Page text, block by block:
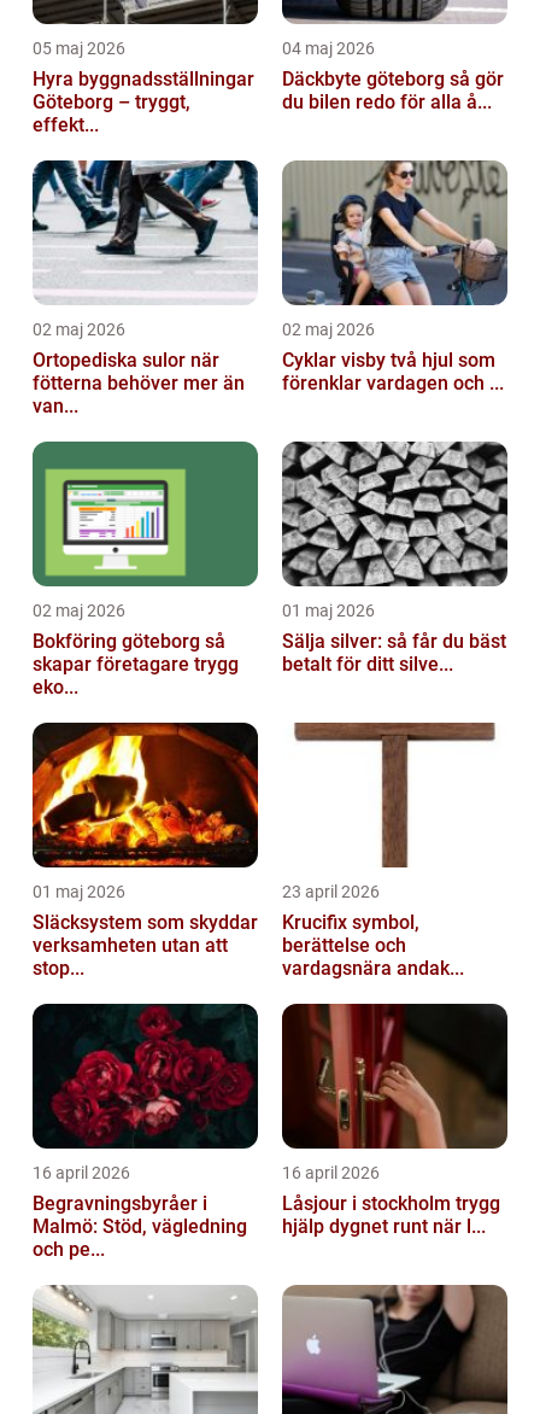
05 maj 2026
Hyra byggnadsställningar
Göteborg – tryggt,
effekt...
04 maj 2026
Däckbyte göteborg så gör
du bilen redo för alla å...
02 maj 2026
Ortopediska sulor när
fötterna behöver mer än
van...
02 maj 2026
Cyklar visby två hjul som
förenklar vardagen och ...
02 maj 2026
Bokföring göteborg så
skapar företagare trygg
eko...
01 maj 2026
Sälja silver: så får du bäst
betalt för ditt silve...
01 maj 2026
Släcksystem som skyddar
verksamheten utan att
stop...
23 april 2026
Krucifix symbol,
berättelse och
vardagsnära andak...
16 april 2026
Begravningsbyråer i
Malmö: Stöd, vägledning
och pe...
16 april 2026
Låsjour i stockholm trygg
hjälp dygnet runt när l...